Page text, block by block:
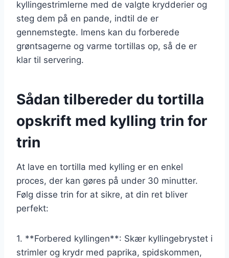
kyllingestrimlerne med de valgte krydderier og
steg dem på en pande, indtil de er
gennemstegte. Imens kan du forberede
grøntsagerne og varme tortillas op, så de er
klar til servering.
Sådan tilbereder du tortilla
opskrift med kylling trin for
trin
At lave en tortilla med kylling er en enkel
proces, der kan gøres på under 30 minutter.
Følg disse trin for at sikre, at din ret bliver
perfekt:
1. **Forbered kyllingen**: Skær kyllingebrystet i
strimler og krydr med paprika, spidskommen,